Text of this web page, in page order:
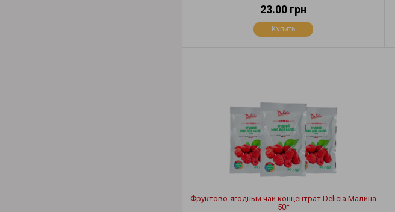
23.00 грн
Купить
Фруктово-ягодный чай концентрат Delicia Малина
50г